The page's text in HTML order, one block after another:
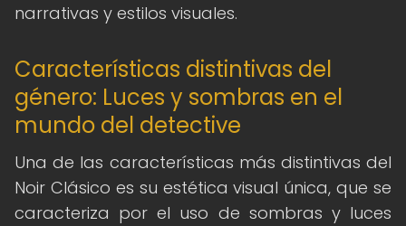
narrativas y estilos visuales.
Características distintivas del
género: Luces y sombras en el
mundo del detective
Una de las características más distintivas del
Noir Clásico es su estética visual única, que se
caracteriza por el uso de sombras y luces